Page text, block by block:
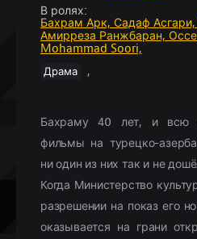
В ролях:
Бахрам Арк, Садаф Асгари,
Амирреза Ранжбаран,
Mohammad Soori,
Драма ,
Бахраму 40 лет, и всю
фильмы на турецко-
ни один из них так и не
Когда Министерство
разрешении на показ его
оказывается на грани